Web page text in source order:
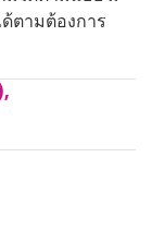
ตามต้องการ
,